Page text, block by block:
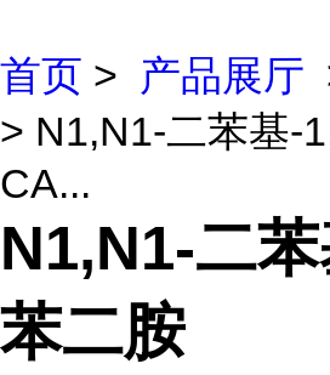
首页 > 产品展厅
> N1,N1-二苯基-
CA...
N1,N1-二
苯二胺